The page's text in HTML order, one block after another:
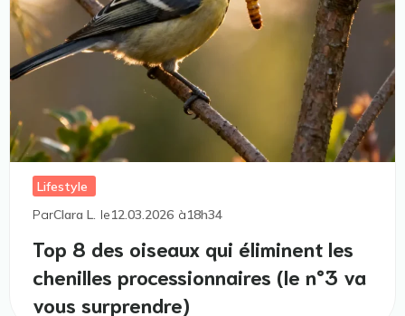
Lifestyle
ParClara L. le12.03.2026 à18h34
Top 8 des oiseaux qui éliminent les
chenilles processionnaires (le n°3 va
vous surprendre)